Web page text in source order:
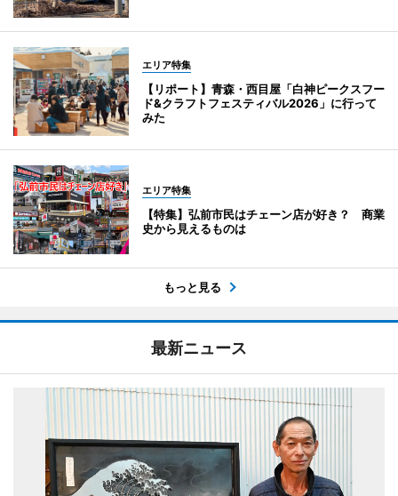
エリア特集
【リポート】青森・西目屋「白神ピークスフー
ド&クラフトフェスティバル2026」に行って
みた
エリア特集
【特集】弘前市民はチェーン店が好き？ 商業
史から見えるものは
もっと見る
最新ニュース